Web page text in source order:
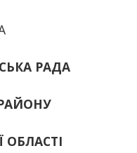
РАДА
ОБЛАСТІ